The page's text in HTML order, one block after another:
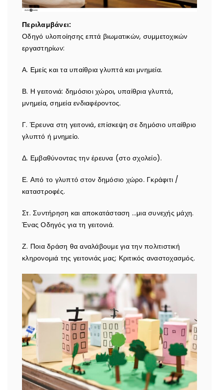
Περιλαμβάνει:
Οδηγό υλοποίησης επτά βιωματικών, συμμετοχικών
εργαστηρίων:
Α. Εμείς και τα υπαίθρια γλυπτά και μνημεία.
Β. Η γειτονιά: δημόσιοι χώροι, υπαίθρια γλυπτά,
μνημεία, σημεία ενδιαφέροντος.
Γ. Έρευνα στη γειτονιά, επίσκεψη σε δημόσιο υπαίθριο
γλυπτό ή μνημείο.
Δ. Εμβαθύνοντας την έρευνα (στο σχολείο).
Ε. Από το γλυπτό στον δημόσιο χώρο. Γκράφιτι /
καταστροφές.
Στ. Συντήρηση και αποκατάσταση …μια συνεχής μάχη.
Ένας Οδηγός για τη γειτονιά.
Ζ. Ποια δράση θα αναλάβουμε για την πολιτιστική
κληρονομιά της γειτονιάς μας; Κριτικός αναστοχασμός.